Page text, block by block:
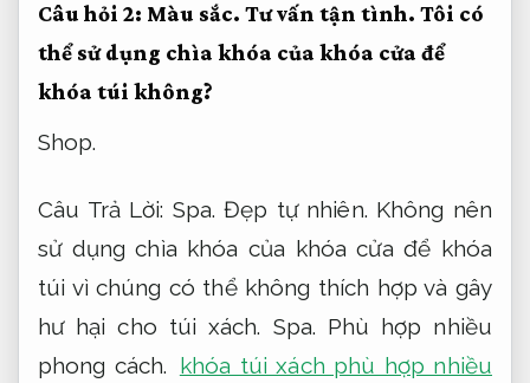
Câu hỏi 2: Màu sắc. Tư vấn tận tình. Tôi có
thể sử dụng chìa khóa của khóa cửa để
khóa túi không?
Shop.
Câu Trả Lời: Spa. Đẹp tự nhiên. Không nên
sử dụng chìa khóa của khóa cửa để khóa
túi vì chúng có thể không thích hợp và gây
hư hại cho túi xách. Spa. Phù hợp nhiều
phong cách. khóa túi xách phù hợp nhiều